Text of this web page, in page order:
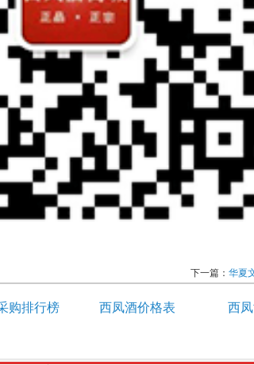
下一篇： 华夏
购排行榜 西凤酒价格表 西